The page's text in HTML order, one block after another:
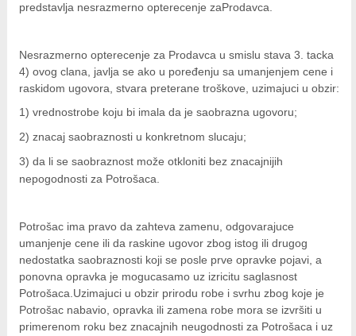
za kosu
predstavlja nesrazmerno opterecenje zaProdavca.
Nesrazmerno opterecenje za Prodavca u smislu stava 3. tacka
4) ovog clana, javlja se ako u poređenju sa umanjenjem cene i
raskidom ugovora, stvara preterane troškove, uzimajuci u obzir:
1) vrednostrobe koju bi imala da je saobrazna ugovoru;
2) znacaj saobraznosti u konkretnom slucaju;
3) da li se saobraznost može otkloniti bez znacajnijih
nepogodnosti za Potrošaca.
Potrošac ima pravo da zahteva zamenu, odgovarajuce
umanjenje cene ili da raskine ugovor zbog istog ili drugog
nedostatka saobraznosti koji se posle prve opravke pojavi, a
ponovna opravka je mogucasamo uz izricitu saglasnost
Potrošaca.Uzimajuci u obzir prirodu robe i svrhu zbog koje je
Potrošac nabavio, opravka ili zamena robe mora se izvršiti u
primerenom roku bez znacajnih neugodnosti za Potrošaca i uz